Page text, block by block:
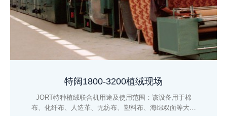
特阔1800-3200植绒现场
JORT特种植绒联合机用途及使用范围：该设备用于棉
布、化纤布、人造革、无纺布、塑料布、海绵双面等大面